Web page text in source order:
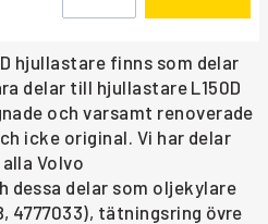
hjullastare finns som delar
delar till hjullastare L150D
och varsamt renoverade
icke original. Vi har delar
Volvo
dessa delar som oljekylare
4777033), tätningsring övre